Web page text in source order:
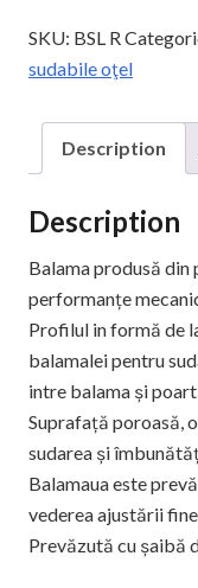
reglabilă
cu
de
alamă
SKU: BSL R
sudabile oţel
Description
Description
Balama produsă din
performanțe
Profilul in formă de
balamalei pentru
intre balama și
Suprafață poroasă,
sudarea și
Balamaua este
vederea ajustării
Prevăzută cu șaibă